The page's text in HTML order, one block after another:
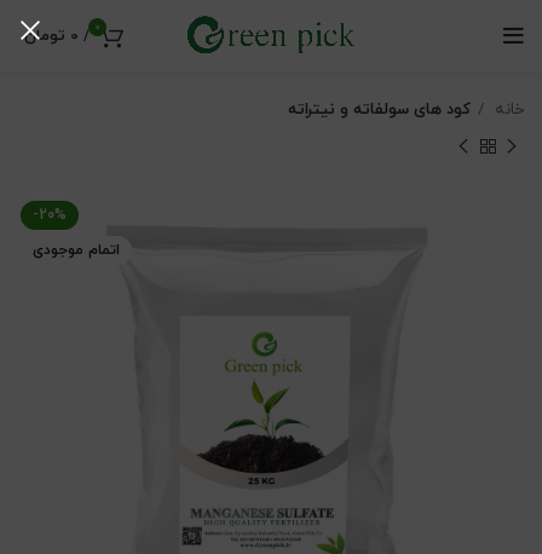
0
/
0 تومان
خانه کود های سولفاته و نیتراته
-20%
اتمام موجودی